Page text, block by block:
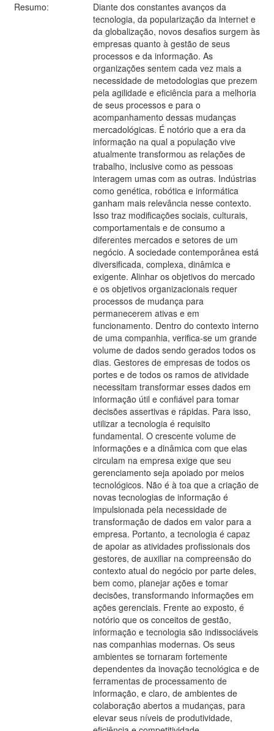
Resumo:
Diante dos constantes avanços da
tecnologia, da popularização da internet e
da globalização, novos desafios surgem às
empresas quanto à gestão de seus
processos e da informação. As
organizações sentem cada vez mais a
necessidade de metodologias que prezem
pela agilidade e eficiência para a melhoria
de seus processos e para o
acompanhamento dessas mudanças
mercadológicas. É notório que a era da
informação na qual a população vive
atualmente transformou as relações de
trabalho, inclusive como as pessoas
interagem umas com as outras. Indústrias
como genética, robótica e informática
ganham mais relevância nesse contexto.
Isso traz modificações sociais, culturais,
comportamentais e de consumo a
diferentes mercados e setores de um
negócio. A sociedade contemporânea está
diversificada, complexa, dinâmica e
exigente. Alinhar os objetivos do mercado
e os objetivos organizacionais requer
processos de mudança para
permanecerem ativas e em
funcionamento. Dentro do contexto interno
de uma companhia, verifica-se um grande
volume de dados sendo gerados todos os
dias. Gestores de empresas de todos os
portes e de todos os ramos de atividade
necessitam transformar esses dados em
informação útil e confiável para tomar
decisões assertivas e rápidas. Para isso,
utilizar a tecnologia é requisito
fundamental. O crescente volume de
informações e a dinâmica com que elas
circulam na empresa exige que seu
gerenciamento seja apoiado por meios
tecnológicos. Não é à toa que a criação de
novas tecnologias de informação é
impulsionada pela necessidade de
transformação de dados em valor para a
empresa. Portanto, a tecnologia é capaz
de apoiar as atividades profissionais dos
gestores, de auxiliar na compreensão do
contexto atual do negócio por parte deles,
bem como, planejar ações e tomar
decisões, transformando informações em
ações gerenciais. Frente ao exposto, é
notório que os conceitos de gestão,
informação e tecnologia são indissociáveis
nas companhias modernas. Os seus
ambientes se tornaram fortemente
dependentes da inovação tecnológica e de
ferramentas de processamento de
informação, e claro, de ambientes de
colaboração abertos a mudanças, para
elevar seus níveis de produtividade,